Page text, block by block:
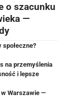
o szacunku
—
na przemyślenia
i lepsze
w Warszawie —